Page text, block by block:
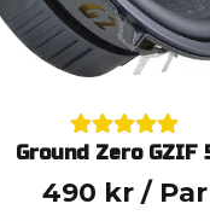
Ground Zero GZIF
490 kr / Par